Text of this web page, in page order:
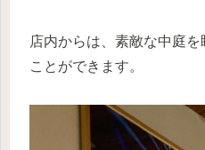
店内からは、素敵な中庭
ことができます。